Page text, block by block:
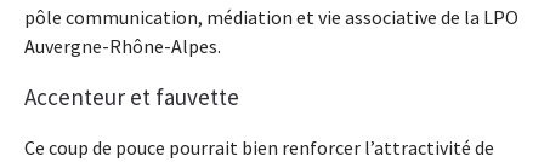
pôle communication, médiation et vie associative de la LPO
Auvergne-Rhône-Alpes.
Accenteur et fauvette
Ce coup de pouce pourrait bien renforcer l’attractivité de